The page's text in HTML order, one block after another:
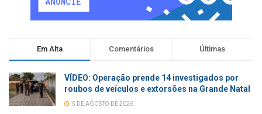
Em Alta Comentários Últimas
VÍDEO: Operação prende 14 investigados por
roubos de veículos e extorsões na Grande Natal
5 DE AGOSTO DE 2026